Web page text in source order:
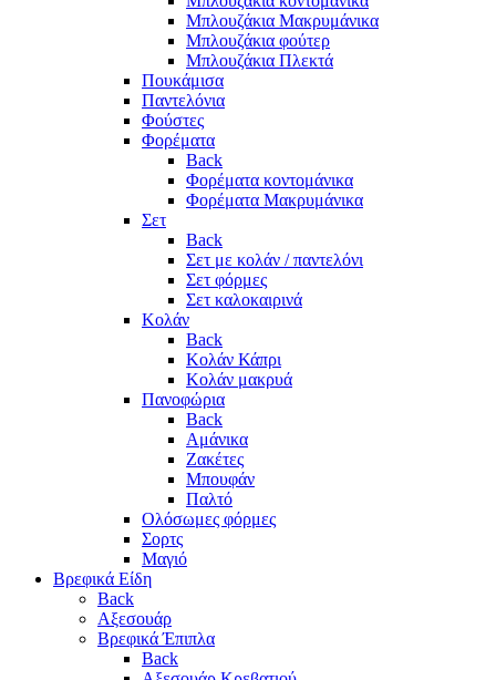
Μπλουζάκια Μακρυμάνικα
Μπλουζάκια φούτερ
Μπλουζάκια Πλεκτά
Πουκάμισα
Παντελόνια
Φούστες
Φορέματα
Back
Φορέματα κοντομάνικα
Φορέματα Μακρυμάνικα
Σετ
Back
Σετ με κολάν / παντελόνι
Σετ φόρμες
Σετ καλοκαιρινά
Κολάν
Back
Κολάν Κάπρι
Κολάν μακρυά
Πανοφώρια
Back
Αμάνικα
Ζακέτες
Μπουφάν
Παλτό
Ολόσωμες φόρμες
Σορτς
Μαγιό
Βρεφικά Είδη
Back
Αξεσουάρ
Βρεφικά Έπιπλα
Back